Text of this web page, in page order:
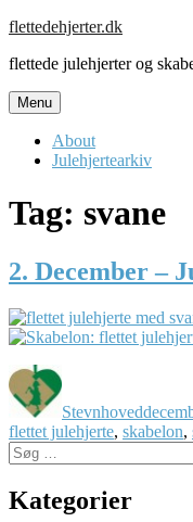
Skip
content
flettedehjerter.dk
flettede julehjerter og
Menu
About
Julehjertearkiv
Tag: svane
2. December –
Stevnhoved
flettet julehjerte, skabelon,
Søg
efter:
Kategorier